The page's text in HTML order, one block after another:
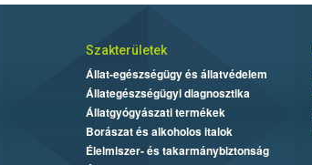
Szakterületek
Állat-egészségügy és állatvédelem
Állategészségügyi diagnosztika
Állatgyógyászati termékek
Borászat és alkoholos italok
Élelmiszer- és takarmánybiztonság